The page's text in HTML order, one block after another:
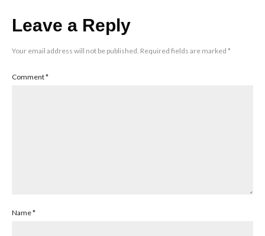
Leave a Reply
Your email address will not be published. Required fields are marked *
Comment*
Name*